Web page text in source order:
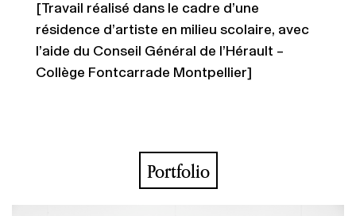
[Travail réalisé dans le cadre d’une
résidence d’artiste en milieu scolaire, avec
l’aide du Conseil Général de l’Hérault –
Collège Fontcarrade Montpellier]
Portfolio